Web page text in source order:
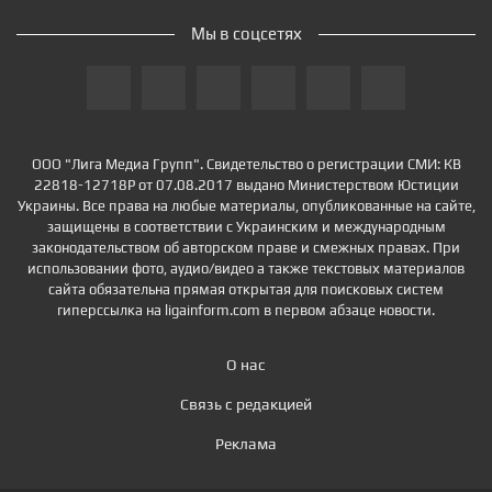
ООО "Лига Медиа Групп". Свидетельство о регистрации СМИ: КВ
22818-12718Р от 07.08.2017 выдано Министерством Юстиции
Украины. Все права на любые материалы, опубликованные на сайте,
защищены в соответствии с Украинским и международным
законодательством об авторском праве и смежных правах. При
использовании фото, аудио/видео а также текстовых материалов
сайта обязательна прямая открытая для поисковых систем
гиперссылка на ligainform.com в первом абзаце новости.
О нас
Связь с редакцией
Реклама
Мы в соцсетях